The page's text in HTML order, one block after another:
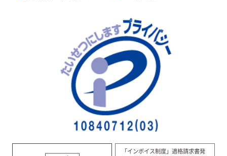
「インボイス制度」適格請求書発